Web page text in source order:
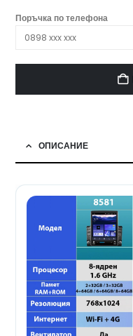
Поръчка по телефона
ОПИСАНИЕ